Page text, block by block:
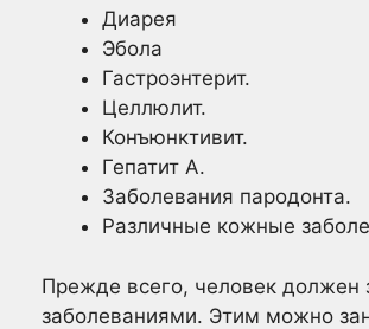
Диарея
Эбола
Гастроэнтерит.
Целлюлит.
Конъюнктивит.
Гепатит А.
Заболевания пародонта.
Различные кожные
Прежде всего, человек должен
заболеваниями. Этим можно